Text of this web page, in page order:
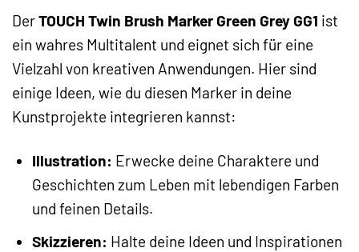
DerTOUCH Twin Brush Marker Green Grey GG1 ist
ein wahres Multitalent und eignet sich für eine
Vielzahl von kreativen Anwendungen. Hier sind
einige Ideen, wie du diesen Marker in deine
Kunstprojekte integrieren kannst:
Illustration: Erwecke deine Charaktere und
Geschichten zum Leben mit lebendigen Farben
und feinen Details.
Skizzieren: Halte deine Ideen und Inspirationen